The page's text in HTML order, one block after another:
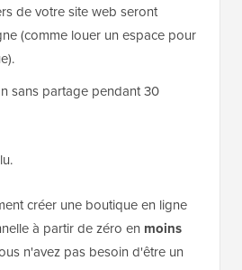
de votre site web seront
(comme louer un espace pour
sans partage pendant 30
créer une boutique en ligne
à partir de zéro en moins
n'avez pas besoin d'être un